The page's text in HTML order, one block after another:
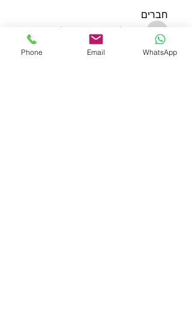
חברים
increased.tapir.vubt
increased.tapir.vubt
Edee Smith
עקוב
Phone Email WhatsApp